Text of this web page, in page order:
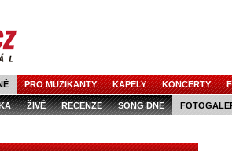
PRO MUZIKANTY KAPELY KONCERTY
ŽIVĚ RECENZE SONG DNE